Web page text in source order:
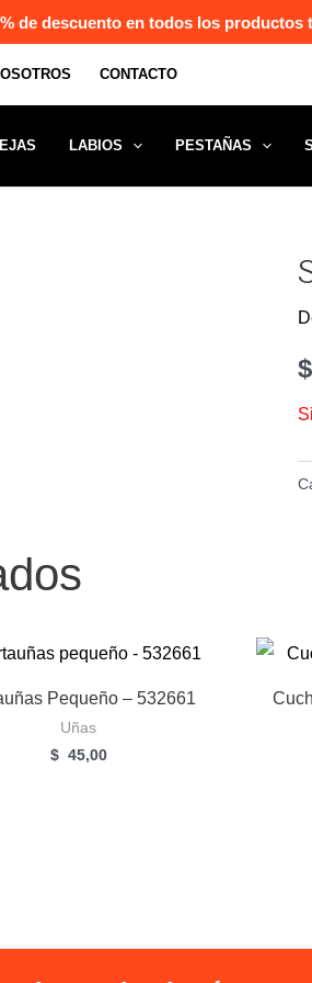
de descuento en todos los
CONTACTO
LABIOS PESTAÑAS
$
Pequeño – 532661
Uñas
$ 45,00